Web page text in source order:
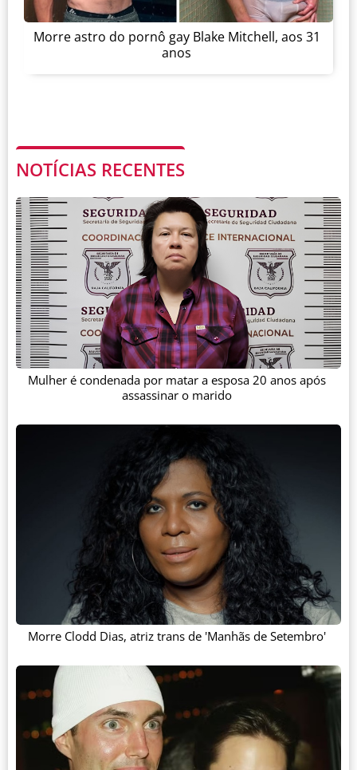
Morre astro do pornô gay Blake Mitchell, aos 31
anos
NOTÍCIAS RECENTES
Mulher é condenada por matar a esposa 20 anos após
assassinar o marido
Morre Clodd Dias, atriz trans de 'Manhãs de Setembro'